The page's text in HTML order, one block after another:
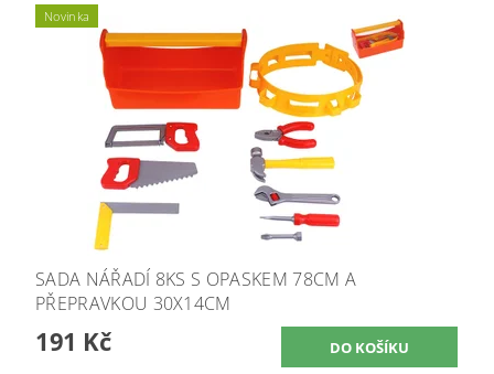
Novinka
SADA NÁŘADÍ 8KS S OPASKEM 78CM A
PŘEPRAVKOU 30X14CM
191 Kč